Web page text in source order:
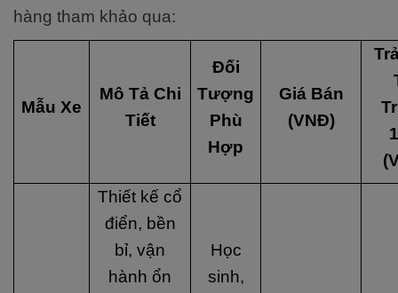
hàng tham khảo qua:
Mẫu Xe
Mô Tả Chi
Tiết
Đối
Tượng
Phù
Hợp
Giá Bán
(VNĐ)
Thiết kế cổ
điển, bền
bỉ, vận
hành ổn
Học
sinh,